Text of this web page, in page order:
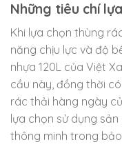
Những tiêu chí
Khi lựa chọn thùng
năng chịu lực và độ
nhựa 120L của Việt
cầu này, đồng thời
rác thải hàng ngày
lựa chọn sử dụng
thông minh trong